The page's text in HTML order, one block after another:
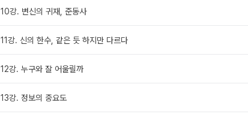
10강. 변신의 귀재, 준동사
11강. 신의 한수, 같은 듯 하지만 다르다
12강. 누구와 잘 어울릴까
13강. 정보의 중요도